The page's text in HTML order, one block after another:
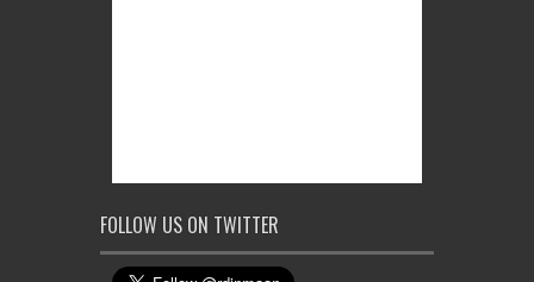
FOLLOW US ON TWITTER